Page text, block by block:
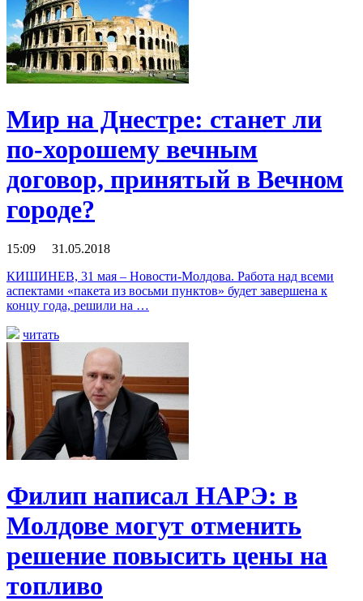
Мир на Днестре: станет ли
по-хорошему вечным
договор, принятый в Вечном
городе?
15:09 31.05.2018
КИШИНЕВ, 31 мая – Новости-Молдова. Работа над всеми
аспектами «пакета из восьми пунктов» будет завершена к
концу года, решили на …
читать
Филип написал НАРЭ: в
Молдове могут отменить
решение повысить цены на
топливо